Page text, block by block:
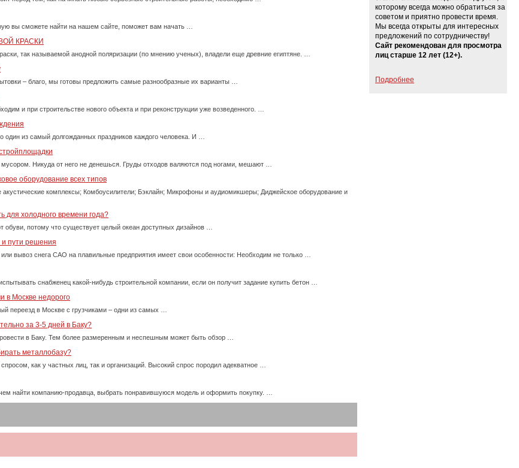
вы сможете найти на нашем сайте, поможет вам начать …
КРАСКИ
так называемой анодной поляризации (по мнению ученых), владели еще древние египтяне. …
– благо, мы готовы предложить самые разнообразные их варианты …
и при строительстве нового объекта и при реконструкции уже возведенного. …
один из самый долгожданных праздников каждого человека. И …
Никуда от него не денешься. Груды отходов валяются под ногами, мешают …
оборудование всех типов
комплексы; Комбоусилители; Бэклайн; Микрофоны и аудиомикшеры; Диджейское оборудование и
для холодного времени года?
потому что существует целый океан доступных дизайнов …
и пути решения
вывоз снега САО на плавильные предприятия имеет свои особенности: Необходим не только …
снабженец какой-нибудь строительной компании, если он получит задание купить бетон …
в Москве недорого
переезд в Москве с грузчиками – одни из самых …
за 3-5 дней в Баку?
в Баку. Тем более размеренным и неспешным может быть обзор …
металлобазу?
как у частных лиц, так и организаций. Высокий спрос породил адекватное …
найти компанию-продавца, выбрать понравившуюся модель и оформить покупку. …
которому всегда можно обратиться за
советом и приятно провести время.
Мы всегда открыты для интересных
предложений по сотрудничеству!
Сайт рекомендован для просмотра
лиц старше 12 лет (12+).
Подробнее